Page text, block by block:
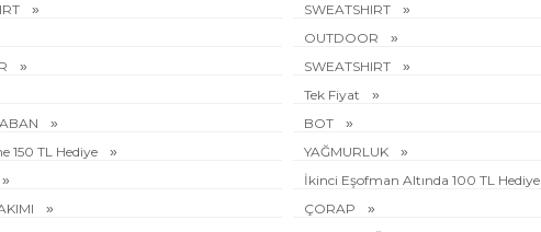
SWEATSHIRT
OUTDOOR
SWEATSHIRT
Tek Fiyat
BOT
150 TL Hediye YAĞMURLUK
İkinci Eşofman Altında 100 TL Hediye
ÇORAP